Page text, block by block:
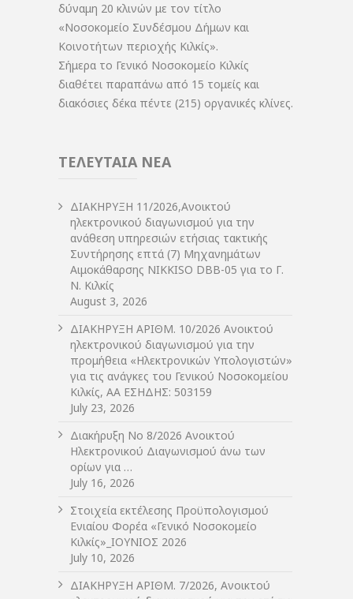
δύναμη 20 κλινών με τον τίτλο
«Νοσοκομείο Συνδέσμου Δήμων και
Κοινοτήτων περιοχής Κιλκίς».
Σήμερα το Γενικό Νοσοκομείο Κιλκίς
διαθέτει παραπάνω από 15 τομείς και
διακόσιες δέκα πέντε (215) οργανικές κλίνες.
ΤΕΛΕΥΤΑΙΑ ΝΕΑ
ΔIΑΚΗΡΥΞΗ 11/2026,Ανοικτού
ηλεκτρονικού διαγωνισμού για την
ανάθεση υπηρεσιών ετήσιας τακτικής
Συντήρησης επτά (7) Μηχανημάτων
Αιμοκάθαρσης NIKKISO DBB-05 για το Γ.
Ν. Κιλκίς
August 3, 2026
ΔIΑΚΗΡΥΞΗ ΑΡIΘΜ. 10/2026 Ανοικτού
ηλεκτρονικού διαγωνισμού για την
προμήθεια «Ηλεκτρονικών Υπολογιστών»
για τις ανάγκες του Γενικού Νοσοκομείου
Κιλκίς, ΑΑ ΕΣΗΔΗΣ: 503159
July 23, 2026
Διακήρυξη Νο 8/2026 Ανοικτού
Ηλεκτρονικού Διαγωνισμού άνω των
ορίων για …
July 16, 2026
Στοιχεία εκτέλεσης Προϋπολογισμού
Ενιαίου Φορέα «Γενικό Νοσοκομείο
Κιλκίς»_ΙΟΥΝΙΟΣ 2026
July 10, 2026
ΔIΑΚΗΡΥΞΗ ΑΡIΘΜ. 7/2026, Ανοικτού